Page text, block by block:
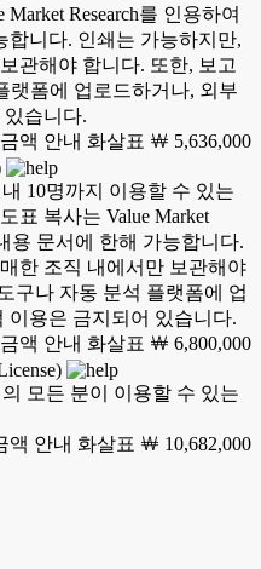
Research를 인용하여
합니다. 인쇄는 가능하지만,
관해야 합니다. 또한, 보고
랫폼에 업로드하거나, 외부
습니다.
￦ 5,636,000
10명까지 이용할 수 있는
표 복사는 Value Market
용 문서에 한해 가능합니다.
한 조직 내에서만 보관해야
구나 자동 분석 플랫폼에 업
이용은 금지되어 있습니다.
￦ 6,800,000
모든 분이 이용할 수 있는
￦ 10,682,000